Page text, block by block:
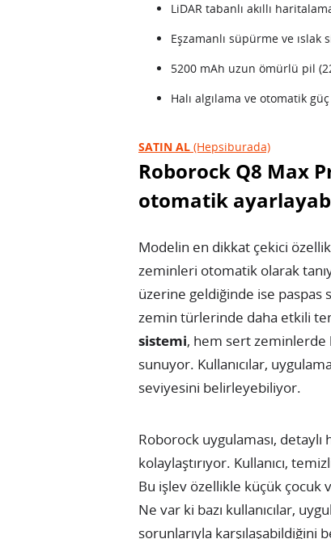
LiDAR tabanlı akıllı
Eşzamanlı süpürme ve ıslak
5200 mAh uzun ömürlü pil
Halı algılama ve otomatik
SATIN AL (Hepsiburada)
Roborock Q8 Max
otomatik
Modelin en dikkat çekici
zeminleri otomatik olarak
üzerine geldiğinde ise paspas
zemin türlerinde daha etkili
sistemi, hem sert zeminlerde
sunuyor. Kullanıcılar,
seviyesini belirleyebiliyor.
Roborock uygulaması,
kolaylaştırıyor. Kullanıcı,
Bu işlev özellikle küçük çocuk
Ne var ki bazı kullanıcılar,
sorunlarıyla